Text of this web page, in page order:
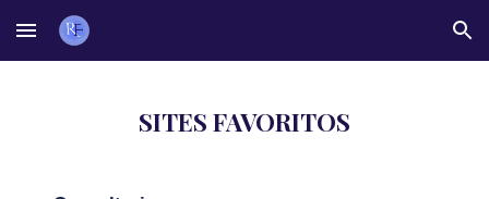
Skip to main content Skip to navigation
SITES FAVORITOS